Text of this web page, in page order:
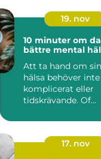
19. nov
10 minuter om
bättre mental
Att ta hand om
hälsa behöver inte
komplicerat eller
tidskrävande. Of...
17. nov